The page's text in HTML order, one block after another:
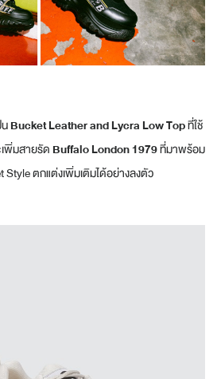
Bucket Leather and Lycra Low Topที่ใช้
พิ่มสายรัด Buffalo London 1979ที่มาพร้อม
ตกแต่งเพิ่มเติมได้อย่างลงตัว